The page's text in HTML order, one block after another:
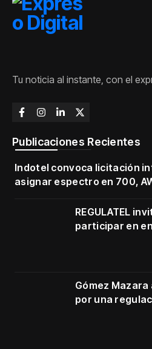
Tu noticia al instante, con el
Publicaciones Recientes
Indotel convoca licitación
asignar espectro en 700,
REGULATEL
participar en
Gómez
por una